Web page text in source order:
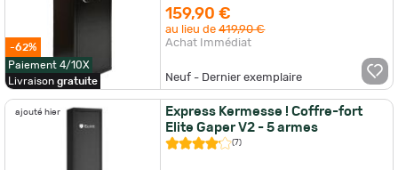
-62%
Paiement 4/10X
Livraison gratuite
159,90 €
au lieu de419,90 €
Achat Immédiat
Neuf - Dernier exemplaire
ajouté hier
Express Kermesse ! Coffre-fort
Elite Gaper V2 - 5 armes
(7)